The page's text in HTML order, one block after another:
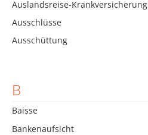
Auslandsreise-Krankversicherung
Ausschlüsse
Ausschüttung
B
Baisse
Bankenaufsicht